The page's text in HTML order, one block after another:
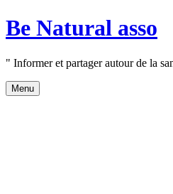
Aller
au
Be Natural asso
" Informer et partager autour de la
Menu